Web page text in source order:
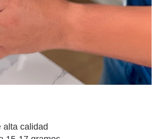
alta calidad